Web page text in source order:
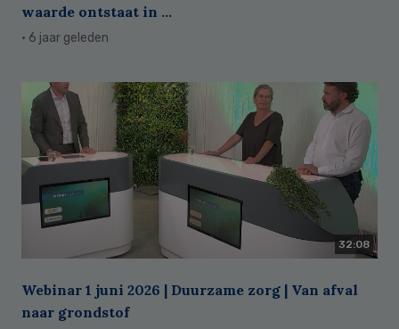
waarde ontstaat in ...
· 6 jaar geleden
32:08
Webinar 1 juni 2026 | Duurzame zorg | Van afval
naar grondstof